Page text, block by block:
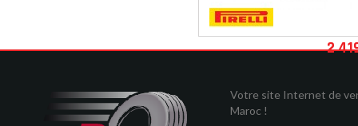
2
Votre site Internet de
Maroc !